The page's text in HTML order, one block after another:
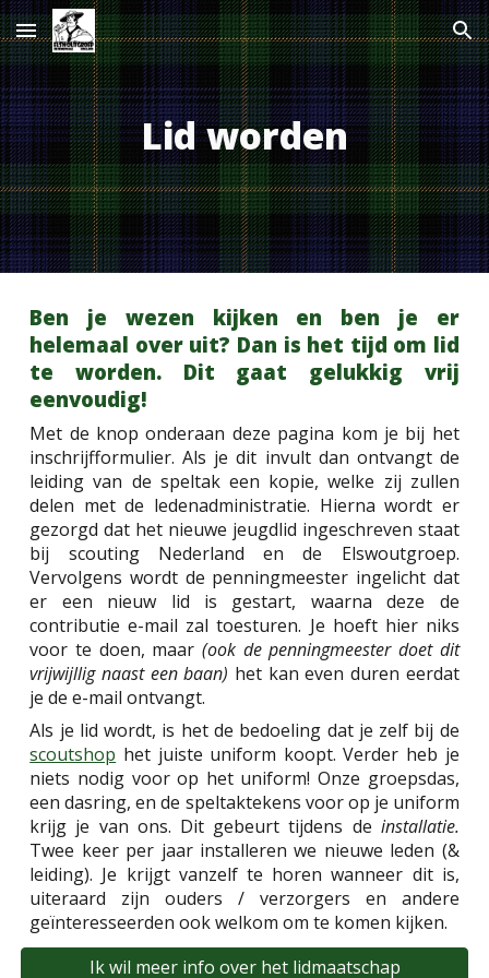
Skip to main content Skip to navigation
Lid worden
Ben je wezen kijken en ben je er
helemaal over uit? Dan is het tijd om lid
te worden. Dit gaat gelukkig vrij
eenvoudig!
Met de knop onderaan deze pagina kom je bij het
inschrijfformulier. Als je dit invult dan ontvangt de
leiding van de speltak een kopie, welke zij zullen
delen met de ledenadministratie. Hierna wordt er
gezorgd dat het nieuwe jeugdlid ingeschreven staat
bij scouting Nederland en de Elswoutgroep.
Vervolgens wordt de penningmeester ingelicht dat
er een nieuw lid is gestart, waarna deze de
contributie e-mail zal toesturen. Je hoeft hier niks
voor te doen, maar (ook de penningmeester doet dit
vrijwijllig naast een baan) het kan even duren eerdat
je de e-mail ontvangt.
Als je lid wordt, is het de bedoeling dat je zelf bij de
scoutshop het juiste uniform koopt. Verder heb je
niets nodig voor op het uniform! Onze groepsdas,
een dasring, en de speltaktekens voor op je uniform
krijg je van ons. Dit gebeurt tijdens de installatie.
Twee keer per jaar installeren we nieuwe leden (&
leiding). Je krijgt vanzelf te horen wanneer dit is,
uiteraard zijn ouders / verzorgers en andere
geïnteresseerden ook welkom om te komen kijken.
Ik wil meer info over het lidmaatschap